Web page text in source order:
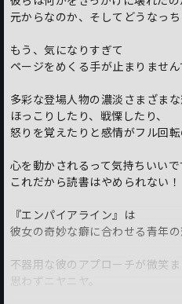
元からなのか、そしてどうなっち
もう、気になりすぎて
ページをめくる手が止まりません
多彩な登場人物の濃淡さまざまな
ほっこりしたり、戦慄したり、
怒りを覚えたりと感情がフル回転
心を動かされるって気持ちいいで
これだから読書はやめられない！
『エンパイアライン』は
彼女の奇妙な癖に合わせる青年の
不器用な彼のアプローチが微笑ま
思わずニヤニヤ。